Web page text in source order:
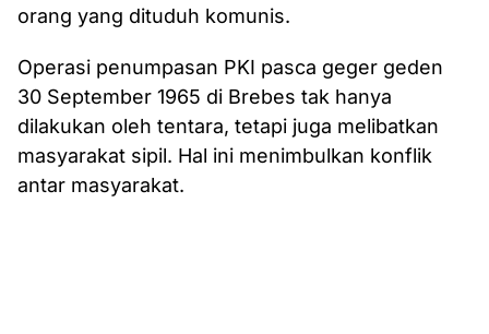
orang yang dituduh komunis.
‎Operasi penumpasan PKI pasca geger geden
30 September 1965 di Brebes tak hanya
dilakukan oleh tentara, tetapi juga melibatkan
masyarakat sipil. Hal ini menimbulkan konflik
antar masyarakat.